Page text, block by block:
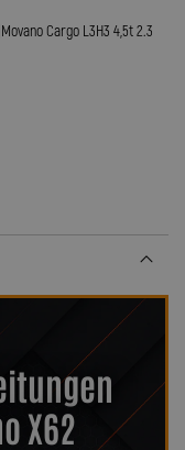
Cargo L3H3 4,5t 2.3
X62